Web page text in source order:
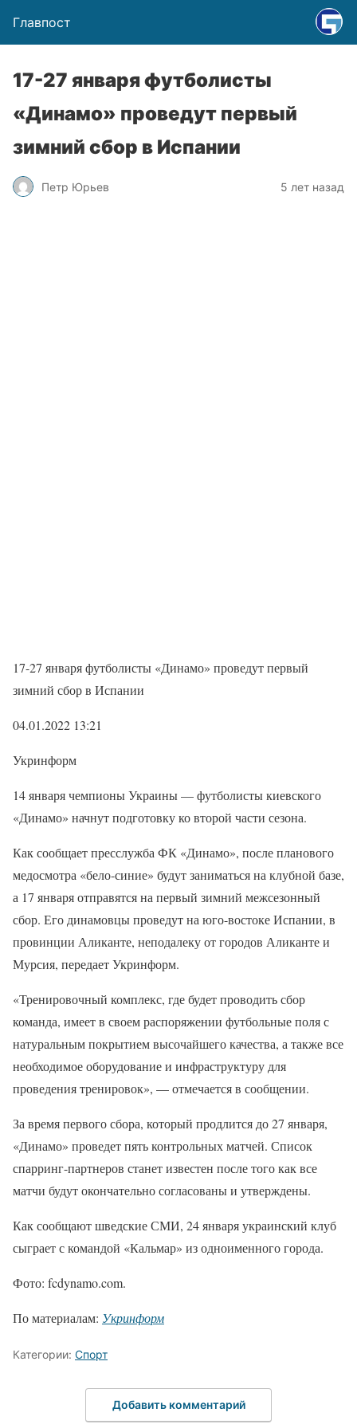
Главпост
17-27 января футболисты
«Динамо» проведут первый
зимний сбор в Испании
Петр Юрьев 5 лет назад
17-27 января футболисты «Динамо» проведут первый
зимний сбор в Испании
04.01.2022 13:21
Укринформ
14 января чемпионы Украины — футболисты киевского
«Динамо» начнут подготовку ко второй части сезона.
Как сообщает пресслужба ФК «Динамо», после планового
медосмотра «бело-синие» будут заниматься на клубной базе,
а 17 января отправятся на первый зимний межсезонный
сбор. Его динамовцы проведут на юго-востоке Испании, в
провинции Аликанте, неподалеку от городов Аликанте и
Мурсия, передает Укринформ.
«Тренировочный комплекс, где будет проводить сбор
команда, имеет в своем распоряжении футбольные поля с
натуральным покрытием высочайшего качества, а также все
необходимое оборудование и инфраструктуру для
проведения тренировок», — отмечается в сообщении.
За время первого сбора, который продлится до 27 января,
«Динамо» проведет пять контрольных матчей. Список
спарринг-партнеров станет известен после того как все
матчи будут окончательно согласованы и утверждены.
Как сообщают шведские СМИ, 24 января украинский клуб
сыграет с командой «Кальмар» из одноименного города.
Фото: fcdynamo.com.
По материалам: Укринформ
Категории: Спорт
Добавить комментарий